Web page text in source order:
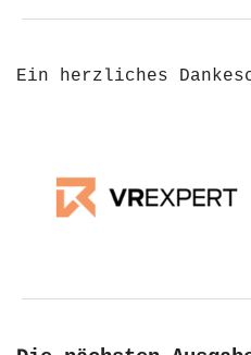
Ein herzliches